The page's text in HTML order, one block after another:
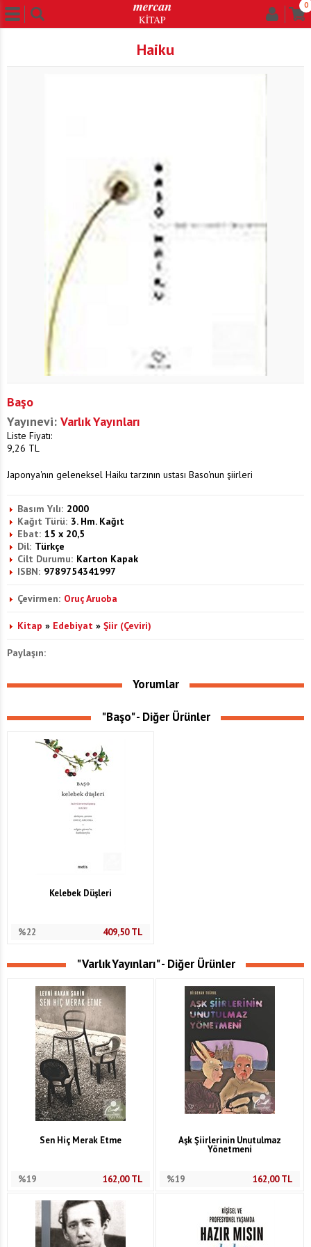
0
Haiku
Başo
Yayınevi: Varlık Yayınları
Liste Fiyatı:
9,26 TL
Japonya'nın geleneksel Haiku tarzının ustası Baso'nun şiirleri
Basım Yılı: 2000
Kağıt Türü: 3. Hm. Kağıt
Ebat: 15 x 20,5
Dil: Türkçe
Cilt Durumu: Karton Kapak
ISBN: 9789754341997
Çevirmen: Oruç Aruoba
Kitap » Edebiyat » Şiir (Çeviri)
Paylaşın:
Yorumlar
"Başo" - Diğer Ürünler
Kelebek Düşleri
%22 409,50TL
"Varlık Yayınları" - Diğer Ürünler
Sen Hiç Merak Etme
%19 162,00TL
Aşk Şiirlerinin Unutulmaz
Yönetmeni
%19 162,00TL